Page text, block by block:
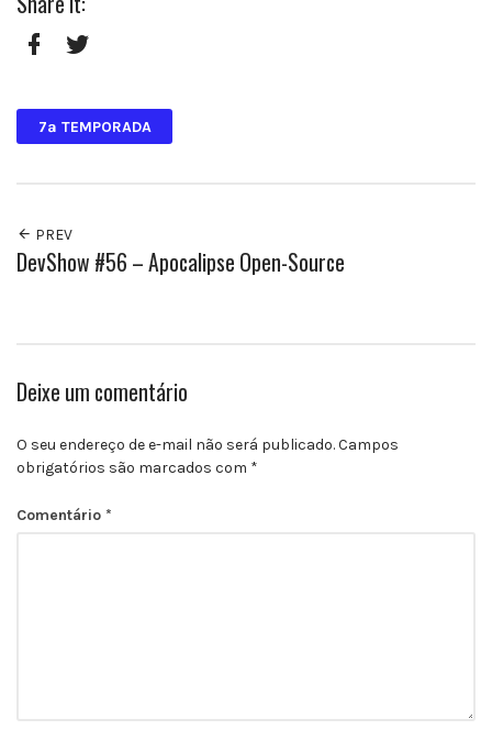
7ª TEMPORADA
PREV
DevShow #56 – Apocalipse Open-Source
Deixe um comentário
O seu endereço de e-mail não será publicado.Campos
obrigatórios são marcados com *
Comentário *